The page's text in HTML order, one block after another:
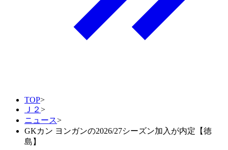
TOP>
Ｊ２ >
ニュース>
GKカン ヨンガンの2026/27シーズン加入が内定【徳
島】